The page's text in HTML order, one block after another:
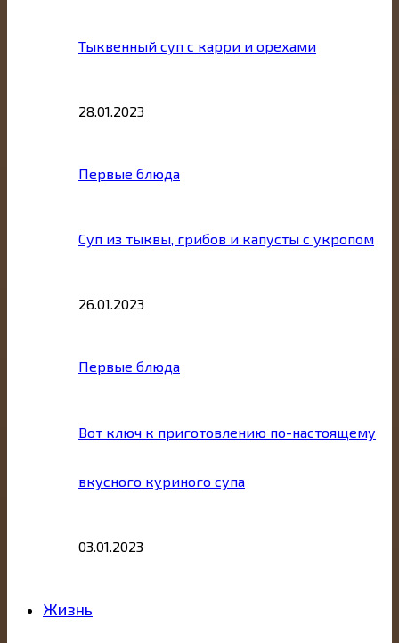
Тыквенный суп с карри и орехами
28.01.2023
Первые блюда
Суп из тыквы, грибов и капусты с укропом
26.01.2023
Первые блюда
Вот ключ к приготовлению по-настоящему
вкусного куриного супа
03.01.2023
Жизнь